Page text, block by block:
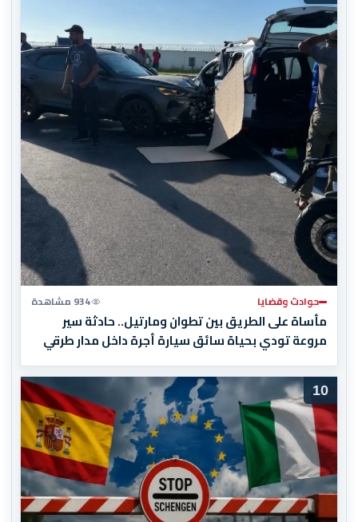
حوادث وقضايا 934 مشاهدة
مأساة على الطريق بين تطوان ومارتيل.. حادثة سير
مروعة تودي بحياة سائق سيارة أجرة داخل مدار طرقي
10